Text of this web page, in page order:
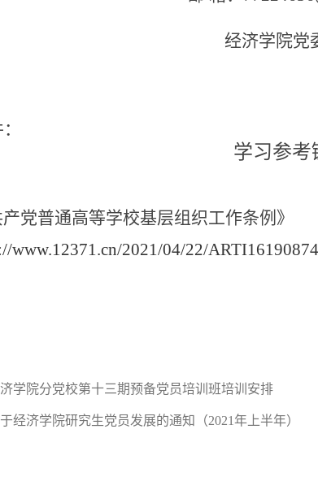
经济学院党
学习参考
产党普通高等学校基层组织工作条例》
www.12371.cn/2021/04/22/
学院分党校第十三期预备党员培训班培训安排
经济学院研究生党员发展的通知（2021年上半年）